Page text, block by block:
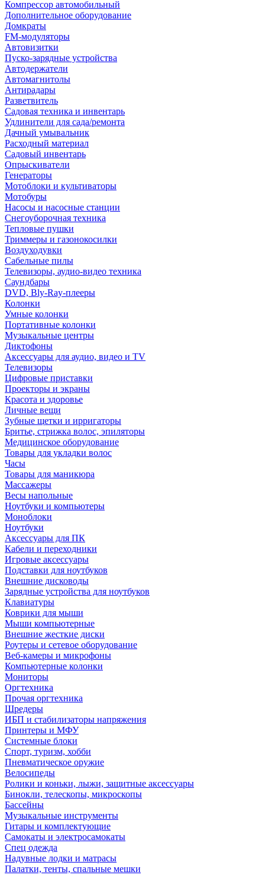
Компрессор автомобильный
Дополнительное оборудование
Домкраты
FM-модуляторы
Автовизитки
Пуско-зарядные устройства
Автодержатели
Автомагнитолы
Антирадары
Разветвитель
Садовая техника и инвентарь
Удлинители для сада/ремонта
Дачный умывальник
Расходный материал
Садовый инвентарь
Опрыскиватели
Генераторы
Мотоблоки и культиваторы
Мотобуры
Насосы и насосные станции
Снегоуборочная техника
Тепловые пушки
Триммеры и газонокосилки
Воздуходувки
Сабельные пилы
Телевизоры, аудио-видео техника
Саундбары
DVD, Bly-Ray-плееры
Колонки
Умные колонки
Портативные колонки
Музыкальные центры
Диктофоны
Аксессуары для аудио, видео и TV
Телевизоры
Цифровые приставки
Проекторы и экраны
Красота и здоровье
Личные вещи
Зубные щетки и ирригаторы
Бритье, стрижка волос, эпиляторы
Медицинское оборудование
Товары для укладки волос
Часы
Товары для маникюра
Массажеры
Весы напольные
Ноутбуки и компьютеры
Моноблоки
Ноутбуки
Аксессуары для ПК
Кабели и переходники
Игровые аксессуары
Подставки для ноутбуков
Внешние дисководы
Зарядные устройства для ноутбуков
Клавиатуры
Коврики для мыши
Мыши компьютерные
Внешние жесткие диски
Роутеры и сетевое оборудование
Веб-камеры и микрофоны
Компьютерные колонки
Мониторы
Оргтехника
Прочая оргтехника
Шредеры
ИБП и стабилизаторы напряжения
Принтеры и МФУ
Системные блоки
Спорт, туризм, хобби
Пневматическое оружие
Велосипеды
Ролики и коньки, лыжи, защитные аксессуары
Бинокли, телескопы, микроскопы
Бассейны
Музыкальные инструменты
Гитары и комплектующие
Самокаты и электросамокаты
Спец одежда
Надувные лодки и матрасы
Палатки, тенты, спальные мешки